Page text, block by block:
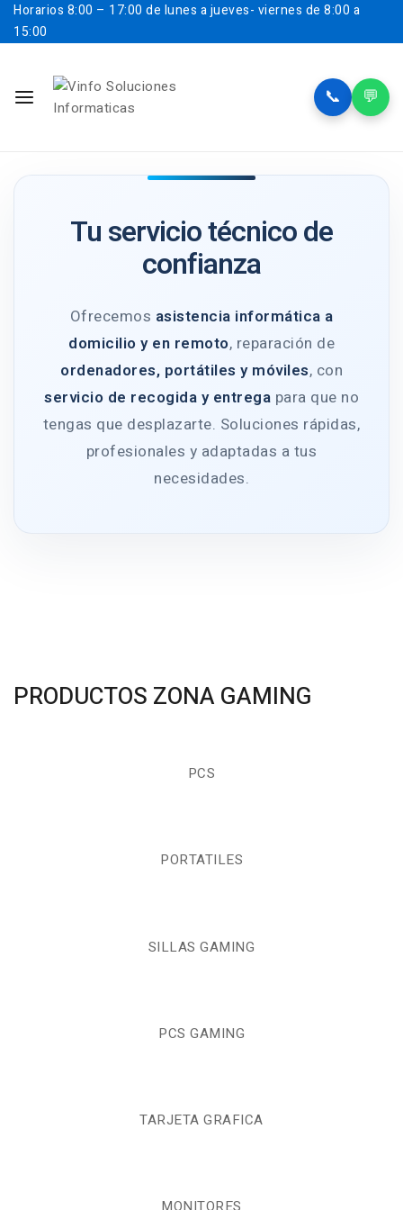
Horarios 8:00 – 17:00 de lunes a jueves- viernes de 8:00 a
15:00
📞 💬
Tu servicio técnico de
confianza
Ofrecemos asistencia informática a
domicilio y en remoto, reparación de
ordenadores, portátiles y móviles, con
servicio de recogida y entrega para que no
tengas que desplazarte. Soluciones rápidas,
profesionales y adaptadas a tus
necesidades.
PRODUCTOS ZONA GAMING
PCS
PORTATILES
SILLAS GAMING
PCS GAMING
TARJETA GRAFICA